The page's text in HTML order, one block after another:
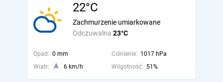
22°C
Odczuwalna 23°C
Zachmurzenie umiarkowane
Opad: 0 mm Ciśnienie: 1017 hPa
Wiatr:
6 km/h Wilgotność: 51%